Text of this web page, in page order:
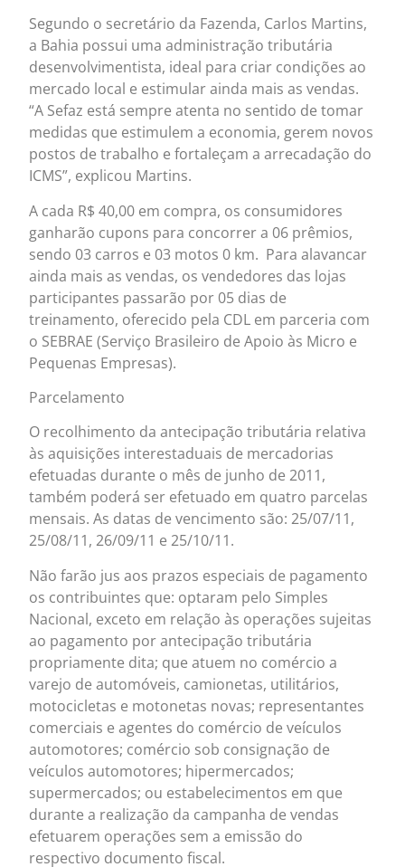
Segundo o secretário da Fazenda, Carlos Martins,
a Bahia possui uma administração tributária
desenvolvimentista, ideal para criar condições ao
mercado local e estimular ainda mais as vendas.
“A Sefaz está sempre atenta no sentido de tomar
medidas que estimulem a economia, gerem novos
postos de trabalho e fortaleçam a arrecadação do
ICMS”, explicou Martins.
A cada R$ 40,00 em compra, os consumidores
ganharão cupons para concorrer a 06 prêmios,
sendo 03 carros e 03 motos 0 km. Para alavancar
ainda mais as vendas, os vendedores das lojas
participantes passarão por 05 dias de
treinamento, oferecido pela CDL em parceria com
o SEBRAE (Serviço Brasileiro de Apoio às Micro e
Pequenas Empresas).
Parcelamento
O recolhimento da antecipação tributária relativa
às aquisições interestaduais de mercadorias
efetuadas durante o mês de junho de 2011,
também poderá ser efetuado em quatro parcelas
mensais. As datas de vencimento são: 25/07/11,
25/08/11, 26/09/11 e 25/10/11.
Não farão jus aos prazos especiais de pagamento
os contribuintes que: optaram pelo Simples
Nacional, exceto em relação às operações sujeitas
ao pagamento por antecipação tributária
propriamente dita; que atuem no comércio a
varejo de automóveis, camionetas, utilitários,
motocicletas e motonetas novas; representantes
comerciais e agentes do comércio de veículos
automotores; comércio sob consignação de
veículos automotores; hipermercados;
supermercados; ou estabelecimentos em que
durante a realização da campanha de vendas
efetuarem operações sem a emissão do
respectivo documento fiscal.